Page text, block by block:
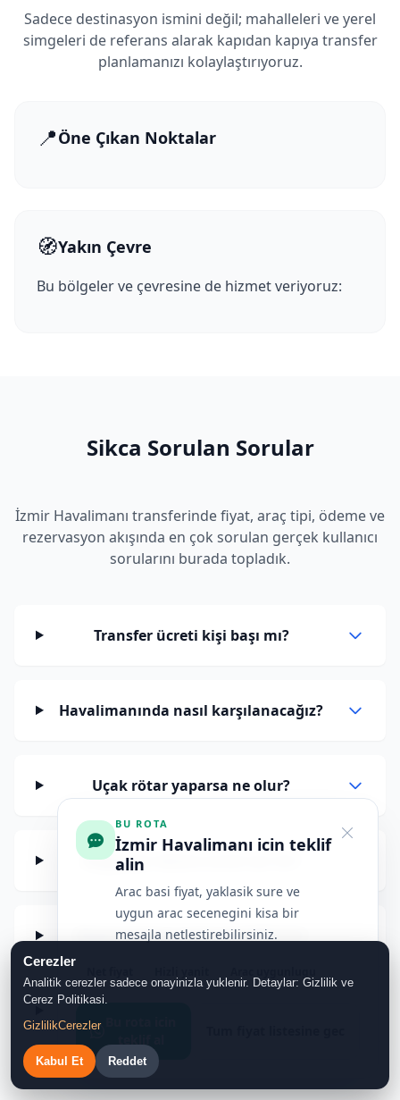
Sadece destinasyon ismini değil; mahalleleri ve yerel
simgeleri de referans alarak kapıdan kapıya transfer
planlamanızı kolaylaştırıyoruz.
📍Öne Çıkan Noktalar
🧭Yakın Çevre
Bu bölgeler ve çevresine de hizmet veriyoruz:
Sikca Sorulan Sorular
İzmir Havalimanı transferinde fiyat, araç tipi, ödeme ve
rezervasyon akışında en çok sorulan gerçek kullanıcı
sorularını burada topladık.
Transfer ücreti kişi başı mı?
Havalimanında nasıl karşılanacağız?
Uçak rötar yaparsa ne olur?
Bagaj için ekstra ücret var mı?
Rezervasyonu nasıl yapabilirim?
BU ROTA
İzmir Havalimanı icin teklif
alin
Arac basi fiyat, yaklasik sure ve
uygun arac secenegini kisa bir
mesajla netlestirebilirsiniz.
Cerezler
Analitik cerezler sadece onayinizla yuklenir. Detaylar: Gizlilik ve
Cerez Politikasi.
GizlilikCerezler
Kabul Et Reddet